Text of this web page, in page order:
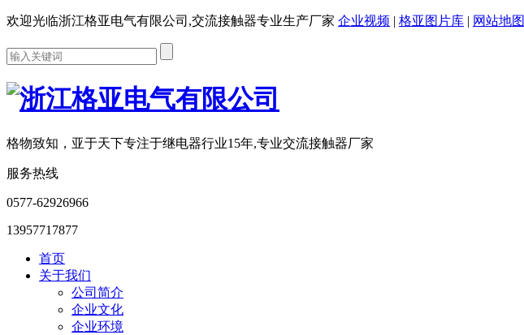
欢迎光临浙江格亚电气有限公司,交流接触器专业生产厂家 企业视频 | 格亚图片库 | 网站地图
格物致知，亚于天下专注于继电器行业15年,专业交流接触器厂家
服务热线
0577-62926966
13957717877
首页
关于我们
公司简介
企业文化
企业环境